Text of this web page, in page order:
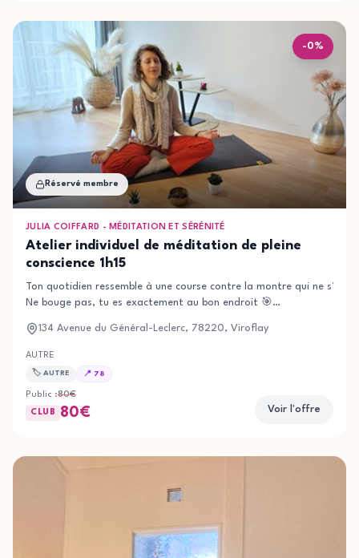
-0%
Réservé membre
JULIA COIFFARD - MÉDITATION ET SÉRÉNITÉ
Atelier individuel de méditation de pleine
conscience 1h15
Ton quotidien ressemble à une course contre la montre qui ne
Ne bouge pas, tu es exactement au bon endroit 🎯
mesure en fonction de tes besoins, elles t’offrent un espace
134 Avenue du Général-Leclerc, 78220, Viroflay
AUTRE
🏷️ AUTRE 📍 78
Public :80€
CLUB
80€ Voir l'offre